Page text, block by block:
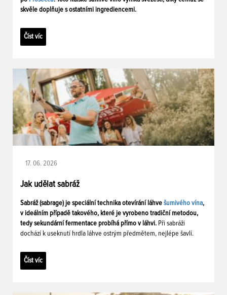
skvěle doplňuje s ostatními ingrediencemi.
Číst víc
17. 06. 2026
Jak udělat sabráž
Sabráž (sabrage) je speciální technika otevírání láhve šumivého vína,
v ideálním případě takového, které je vyrobeno tradiční metodou,
tedy sekundární fermentace probíhá přímo v láhvi. Při sabráži
dochází k useknutí hrdla láhve ostrým předmětem, nejlépe šavlí.
Číst víc